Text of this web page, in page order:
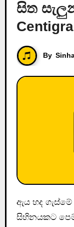
සිත
By
ඇය හද
සිහිනයකට